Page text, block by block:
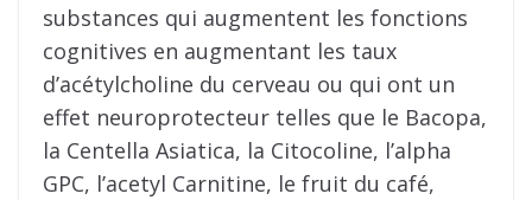
substances qui augmentent les fonctions
cognitives en augmentant les taux
d’acétylcholine du cerveau ou qui ont un
effet neuroprotecteur telles que le Bacopa,
la Centella Asiatica, la Citocoline, l’alpha
GPC, l’acetyl Carnitine, le fruit du café,